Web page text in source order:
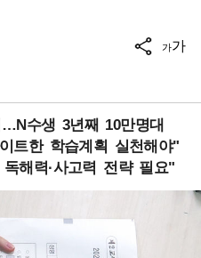
가가
수생 3년째 10만명대
트한 학습계획 실천해야"
해력·사고력 전략 필요"